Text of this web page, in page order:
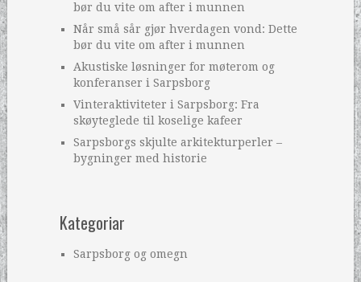
bør du vite om after i munnen
Når små sår gjør hverdagen vond: Dette
bør du vite om after i munnen
Akustiske løsninger for møterom og
konferanser i Sarpsborg
Vinteraktiviteter i Sarpsborg: Fra
skøyteglede til koselige kafeer
Sarpsborgs skjulte arkitekturperler –
bygninger med historie
Kategoriar
Sarpsborg og omegn